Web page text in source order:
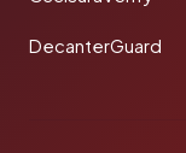
DecanterGuard